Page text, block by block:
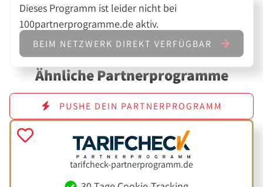
Dieses Programm ist leider nicht bei
100partnerprogramme.de aktiv.
BEIM NETZWERK DIREKT VERFÜGBAR
Ähnliche Partnerprogramme
PUSHE DEIN PARTNERPROGRAMM
tarifcheck-partnerprogramm.de